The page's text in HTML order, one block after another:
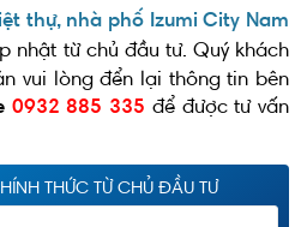
thự, nhà phố Izumi City Nam
nhật từ chủ đầu tư. Quý khách
vui lòng đển lại thông tin bên
0932 885 335 để được tư vấn
THỨC TỪ CHỦ ĐẦU TƯ